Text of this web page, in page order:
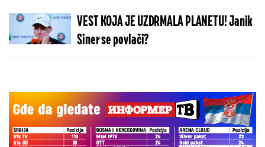
VEST KOJA JE UZDRMALA PLANETU! Janik
Siner se povlači?